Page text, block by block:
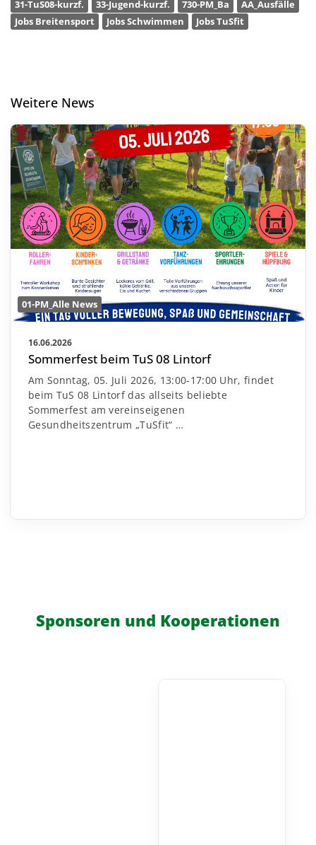
31-TuS08-kurzf. 33-Jugend-kurzf. 730-PM_Ba
AA_Ausfälle
Jobs Breitensport
Jobs Schwimmen Jobs TuSfit
Weitere News
01-PM_Alle News
16.06.2026
Sommerfest beim TuS 08 Lintorf
Am Sonntag, 05. Juli 2026, 13:00-17:00 Uhr, findet
beim TuS 08 Lintorf das allseits beliebte
Sommerfest am vereinseigenen
Gesundheitszentrum „TuSfit“ …
Sponsoren und Kooperationen